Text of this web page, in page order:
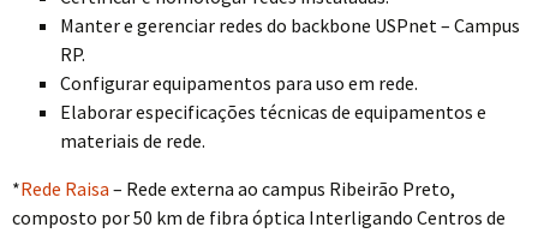
Manter e gerenciar redes do backbone USPnet – Campus
RP.
Configurar equipamentos para uso em rede.
Elaborar especificações técnicas de equipamentos e
materiais de rede.
*Rede Raisa – Rede externa ao campus Ribeirão Preto,
composto por 50 km de fibra óptica Interligando Centros de